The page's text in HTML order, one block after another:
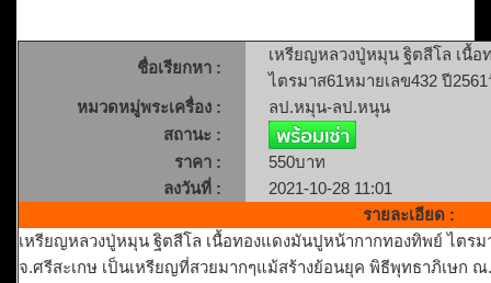
ชื่อเรียกหา :
เหรียญหลวงปู่หมุน ฐิตสีโล เนื้
ไตรมาส61หมายเลข432 ปี
หมวดหมู่พระเครื่อง :
ลป.หมุน-ลป.หนุน
สถานะ :
ราคา :
550บาท
ลงวันที่ :
2021-10-28 11:01
รายละเอียด :
เหรียญหลวงปู่หมุน ฐิตสีโล เนื้อทองแดงมันปูหน้ากากทองทิพย์ ไตรม
จ.ศรีสะเกษ เป็นเหรียญที่สวยมากๆแม้สร้างย้อนยุค พิธีพุทธาภิเษก